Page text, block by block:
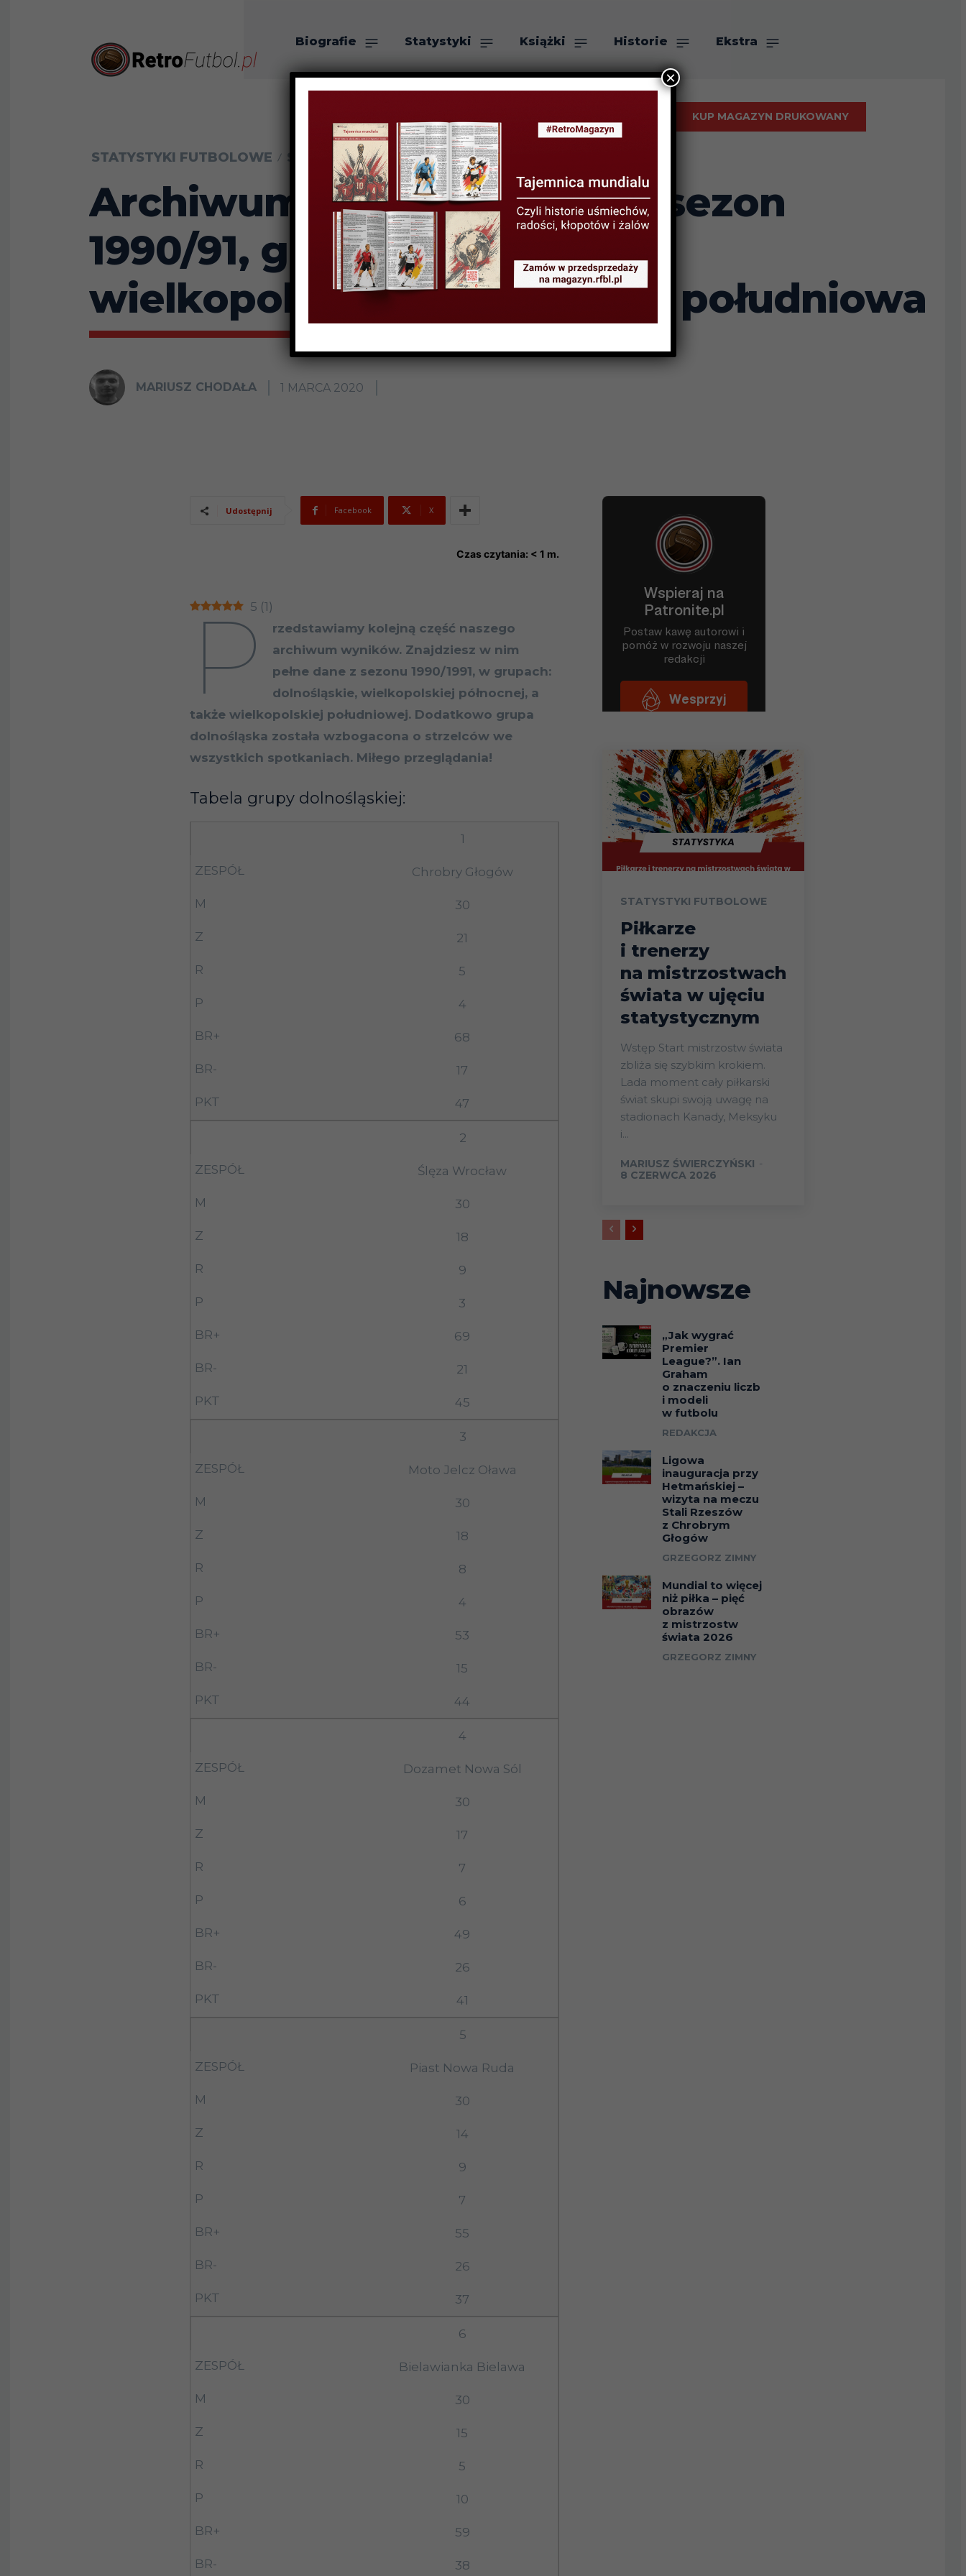
Biografie Statystyki Książki Historie Ekstra
O nas
KUP MAGAZYN DRUKOWANY
STATYSTYKI FUTBOLOWE STATYSTYKI LIGOWE
Archiwum wyników: III liga sezon
1990/91, grupy dolnośląska,
wielkopolska północna oraz południowa
MARIUSZ CHODAŁA 1 MARCA 2020
Udostępnij Facebook X
Czas czytania: < 1 m.
5 (1)
P
rzedstawiamy kolejną część naszego
archiwum wyników. Znajdziesz w nim
pełne dane z sezonu 1990/1991, w grupach:
dolnośląskie, wielkopolskiej północnej, a
także wielkopolskiej południowej. Dodatkowo grupa
dolnośląska została wzbogacona o strzelców we
wszystkich spotkaniach. Miłego przeglądania!
Tabela grupy dolnośląskiej:
1
Chrobry Głogów
30
21
5
4
68
17
47
2
Ślęza Wrocław
30
18
9
3
69
21
45
3
Moto Jelcz Oława
30
18
8
4
53
15
44
4
Dozamet Nowa Sól
30
17
7
6
49
26
41
5
Piast Nowa Ruda
30
14
9
7
55
26
37
6
Bielawianka Bielawa
30
15
5
10
59
38
STATYSTYKI FUTBOLOWE
Piłkarze
i trenerzy
na mistrzostwach
świata w ujęciu
statystycznym
Wstęp Start mistrzostw świata
zbliża się szybkim krokiem.
Lada moment cały piłkarski
świat skupi swoją uwagę na
stadionach Kanady, Meksyku
i...
MARIUSZ ŚWIERCZYŃSKI -
8 CZERWCA 2026
Najnowsze
„Jak wygrać
Premier
League?”. Ian
Graham
o znaczeniu liczb
i modeli
w futbolu
REDAKCJA
Ligowa
inauguracja przy
Hetmańskiej –
wizyta na meczu
Stali Rzeszów
z Chrobrym
Głogów
GRZEGORZ ZIMNY
Mundial to więcej
niż piłka – pięć
obrazów
z mistrzostw
świata 2026
GRZEGORZ ZIMNY
×